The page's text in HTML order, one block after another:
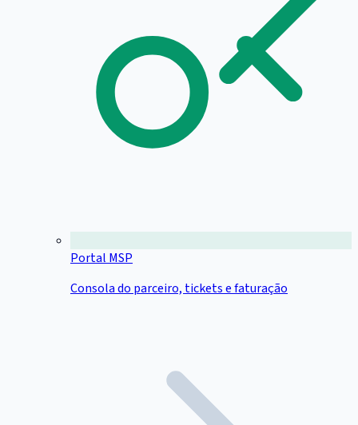
Portal MSP
Consola do parceiro, tickets e faturação